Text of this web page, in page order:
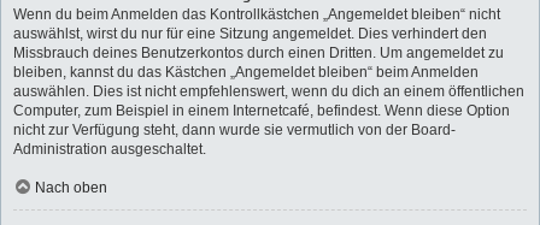
Wenn du beim Anmelden das Kontrollkästchen „Angemeldet bleiben“ nicht
auswählst, wirst du nur für eine Sitzung angemeldet. Dies verhindert den
Missbrauch deines Benutzerkontos durch einen Dritten. Um angemeldet zu
bleiben, kannst du das Kästchen „Angemeldet bleiben“ beim Anmelden
auswählen. Dies ist nicht empfehlenswert, wenn du dich an einem öffentlichen
Computer, zum Beispiel in einem Internetcafé, befindest. Wenn diese Option
nicht zur Verfügung steht, dann wurde sie vermutlich von der Board-
Administration ausgeschaltet.
Nach oben